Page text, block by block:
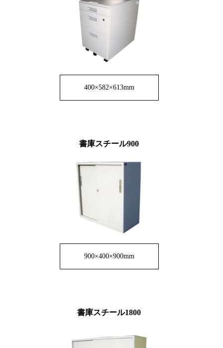
400×582×613mm
書庫スチール900
900×400×900mm
書庫スチール1800